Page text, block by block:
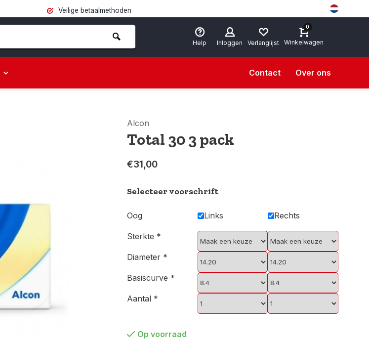
Veilige betaalmethoden
Help Inloggen Verlanglijst
0
Winkelwagen
Contact Over ons
Alcon
Total 30 3 pack
€31,00
Selecteer voorschrift
Oog Links Rechts
Sterkte *
Diameter *
Basiscurve *
Aantal *
Op voorraad